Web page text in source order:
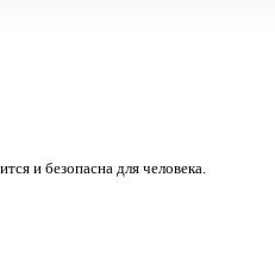
и безопасна для человека.